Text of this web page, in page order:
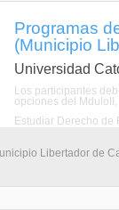
Programas
(Municipio
Universidad
Los participantes
opciones del
Estudiar Derecho de
Libertador de